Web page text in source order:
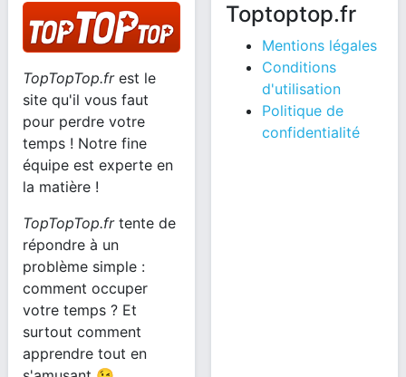
TopTopTop.frest le
site qu'il vous faut
pour perdre votre
temps ! Notre fine
équipe est experte en
la matière !
TopTopTop.frtente de
répondre à un
problème simple :
comment occuper
votre temps ? Et
surtout comment
apprendre tout en
Toptoptop.fr
Mentions légales
Conditions
d'utilisation
Politique de
confidentialité